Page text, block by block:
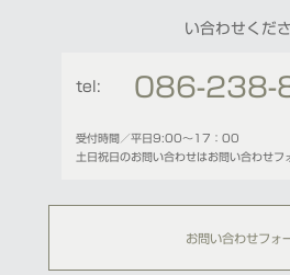
い合わせくだ
tel: 086-238-
受付時間／平日9:00〜17：00
土日祝日のお問い合わせはお問い合わせフ
お問い合わせフォ